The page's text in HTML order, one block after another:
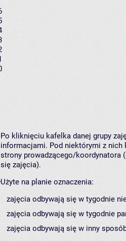
Po kliknięciu kafelka danej grupy
informacjami. Pod niektórymi z nich
strony prowadzącego/koordynatora
się zajęcia).
Użyte na planie oznaczenia:
zajęcia odbywają się w tygodnie
zajęcia odbywają się w tygodnie
zajęcia odbywają się w inny